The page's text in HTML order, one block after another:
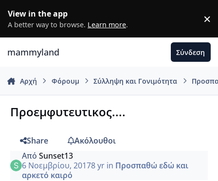
View in the app
A better way to browse. Learn more. ×
mammyland Σύνδεση
Αρχή Φόρουμ Σύλληψη και Γονιμότητα
Προεμφυτευτικος....
Share
Ακόλουθοι
Από Sunset13
6 Νοεμβρίου, 20178 yrin Προσπαθώ εδώ και
αρκετό καιρό